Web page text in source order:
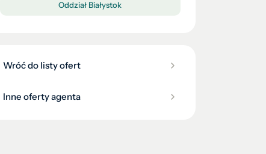
Oddział Białystok
Wróć do listy ofert
Inne oferty agenta